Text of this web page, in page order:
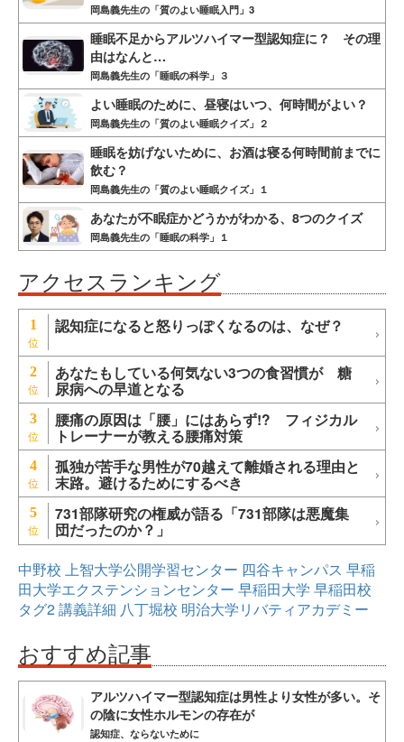
岡島義先生の「質のよい睡眠入門」3
睡眠不足からアルツハイマー型認知症に？ その理
由はなんと…
岡島義先生の「睡眠の科学」３
よい睡眠のために、昼寝はいつ、何時間がよい？
岡島義先生の「質のよい睡眠クイズ」２
睡眠を妨げないために、お酒は寝る何時間前までに
飲む？
岡島義先生の「質のよい睡眠クイズ」１
あなたが不眠症かどうかがわかる、8つのクイズ
岡島義先生の「睡眠の科学」１
アクセスランキング
1 認知症になると怒りっぽくなるのは、なぜ？
2 あなたもしている何気ない3つの食習慣が 糖
尿病への早道となる
3 腰痛の原因は「腰」にはあらず!? フィジカル
トレーナーが教える腰痛対策
4 孤独が苦手な男性が70越えて離婚される理由と
末路。避けるためにするべき
5 731部隊研究の権威が語る「731部隊は悪魔集
団だったのか？」
中野校 上智大学公開学習センター 四谷キャンパス 早稲
田大学エクステンションセンター 早稲田大学 早稲田校
タグ2講義詳細 八丁堀校 明治大学リバティアカデミー
おすすめ記事
アルツハイマー型認知症は男性より女性が多い。そ
の陰に女性ホルモンの存在が
認知症、ならないために